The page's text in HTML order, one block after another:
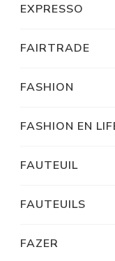
EXPRESSO
FAIRTRADE
FASHION
FASHION EN
FAUTEUIL
FAUTEUILS
FAZER